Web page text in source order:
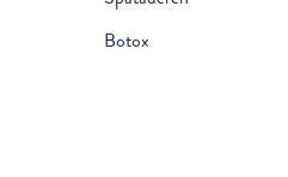
Botox